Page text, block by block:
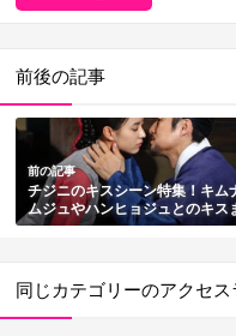
前後の記事
前の記事
チジニのキスシーン特集！キム
ムジュやハンヒョジュとのキス
とめ
同じカテゴリーのアクセ